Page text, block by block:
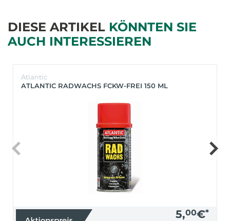
DIESE ARTIKEL KÖNNTEN SIE
AUCH INTERESSIEREN
Atlantic
ATLANTIC RADWACHS FCKW-FREI 150 ML
5,00€*